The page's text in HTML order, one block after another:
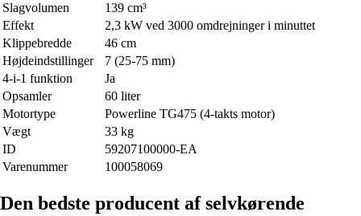
Slagvolumen
139 cm³
Effekt
2,3 kW ved 3000 omdrejninger i minuttet
Klippebredde
46 cm
Højdeindstillinger
7 (25-75 mm)
4-i-1 funktion
Ja
Opsamler
60 liter
Motortype
Powerline TG475 (4-takts motor)
Vægt
33 kg
ID
59207100000-EA
Varenummer
100058069
Den bedste producent af selvkørende